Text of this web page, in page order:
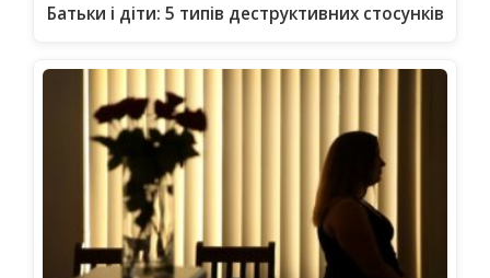
Батьки і діти: 5 типів деструктивних стосунків